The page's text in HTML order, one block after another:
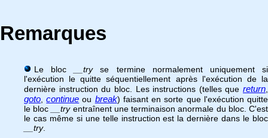
Remarques
Le bloc __tryse termine normalement uniquement si
l'exécution le quitte séquentiellement après l'exécution de la
dernière instruction du bloc. Les instructions (telles que return
goto ,continue ou break) faisant en sorte que l'exécution quitte
le bloc
__tryentraînent une terminaison anormale du bloc. C'est
le cas même si une telle instruction est la dernière dans le bloc
__try.